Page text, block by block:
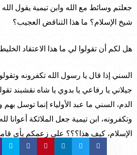
جعلتم وسائط مع الله وابن تيمية يقول
شيخ الإسلام؟ ما هذا التناقض العجيب؟
هل لكم أن تقولوا لي ما هذا الاعتقاد
السني إذا قال يا رسول الله تكفرونه
جيلاني يا رفاعي يا بدوي يا شاه نقشبند
الدم، السني ما عبد الأولياء إنما توسل بهم
وتكفرونه، ابن تيمية جعل الملائكة أعوانا
الإسلام، كيف هذا؟؟؟ على زعمكم بأي